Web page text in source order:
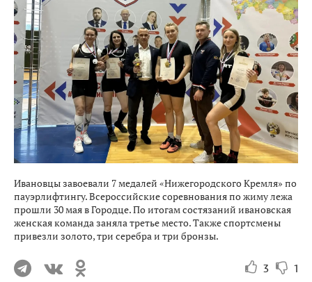
Ивановцы завоевали 7 медалей «Нижегородского Кремля» по
пауэрлифтингу. Всероссийские соревнования по жиму лежа
прошли 30 мая в Городце. По итогам состязаний ивановская
женская команда заняла третье место. Также спортсмены
привезли золото, три серебра и три бронзы.
3 1